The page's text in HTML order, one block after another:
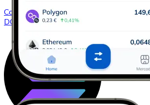
ComprarDogecoin
con transferencia
DOGE